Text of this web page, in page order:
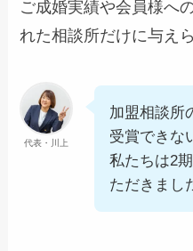
ご成婚実績や会員様へ
れた相談所だけに与え
代表・川上
加盟相談所
受賞できな
私たちは2
ただきまし